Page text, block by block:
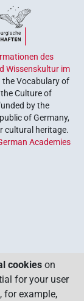
des
Wissenskultur im
Vocabulary of
Culture of
by the
of Germany,
cultural heritage.
Academies
cookies on
for your user
for example,